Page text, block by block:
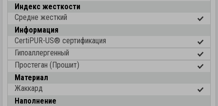
Индекс жесткости
Средне жесткий
Информация
CertiPUR-US® cертификация
Гипоаллергенный
Простеган (Прошит)
Материал
Жаккард
Наполнение